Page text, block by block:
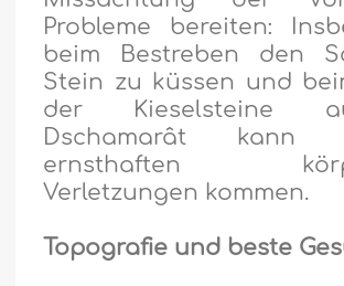
Probleme bereiten:
beim Bestreben den
Stein zu küssen und
der Kieselsteine
Dschamarât
ernsthaften
Verletzungen kommen.
Topografie und beste